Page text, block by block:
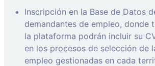
Inscripción en la Base de Datos
demandantes de empleo, donde
la plataforma podrán incluir su
en los procesos de selección de
empleo gestionadas en cada